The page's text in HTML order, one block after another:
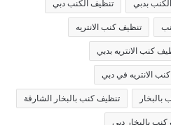
بدبي تنظيف الكنب دبي
تنظيف كنب الانتريه
كنب الانتريه بدبي
الانتريه في دبي
تنظيف كنب بالبخار الشارقة
بالبخار دبي